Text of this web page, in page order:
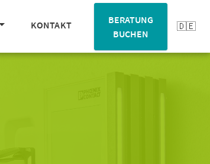
KONTAKT
BERATUNG
BUCHEN